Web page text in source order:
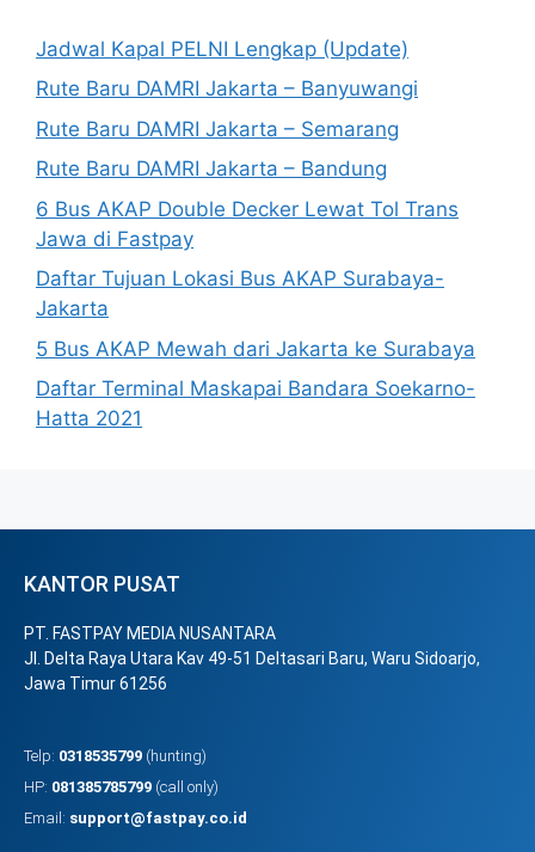
Jadwal Kapal PELNI Lengkap (Update)
Rute Baru DAMRI Jakarta – Banyuwangi
Rute Baru DAMRI Jakarta – Semarang
Rute Baru DAMRI Jakarta – Bandung
6 Bus AKAP Double Decker Lewat Tol Trans
Jawa di Fastpay
Daftar Tujuan Lokasi Bus AKAP Surabaya-
Jakarta
5 Bus AKAP Mewah dari Jakarta ke Surabaya
Daftar Terminal Maskapai Bandara Soekarno-
Hatta 2021
KANTOR PUSAT
PT. FASTPAY MEDIA NUSANTARA
Jl. Delta Raya Utara Kav 49-51 Deltasari Baru, Waru Sidoarjo,
Jawa Timur 61256
Telp: 0318535799 (hunting)
HP: 081385785799 (call only)
Email: support@fastpay.co.id